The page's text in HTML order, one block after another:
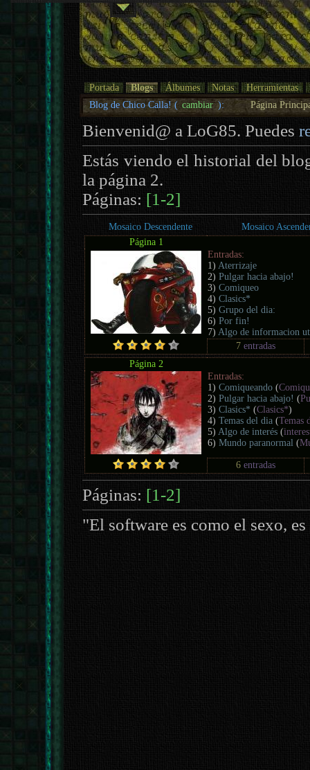
Portada Blogs Álbumes Notas
Herramientas
Blog de Chico Calla! ( cambiar ): Página
Bienvenid@ a LoG85. Puedes
Estás viendo el historial del
la página 2.
Páginas: [1-2]
Mosaico Descendente
Mosaico
Página 1
Entradas:
1) Aterrizaje
2)Pulgar hacia abajo!
3)Comiqueo
4)Clasics*
5)Grupo del dia:
6)Por fin!
7) Algo de informacion
7 entradas
Página 2
Entradas:
1)Comiqueando (
2)Pulgar hacia abajo! (
3)Clasics* (Clasics*)
4)Temas del dia (Temas
5) Algo de interés (
6)Mundo paranormal (
6 entradas
Páginas: [1-2]
"El software es como el sexo,